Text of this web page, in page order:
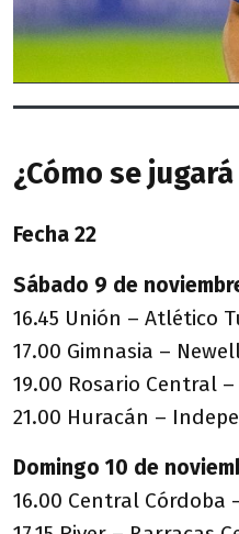
¿Cómo se
Fecha 22
Sábado 9 de
16.45 Unión – Atlético
17.00 Gimnasia –
19.00 Rosario Central
21.00 Huracán –
Domingo 10 de
16.00 Central Córdoba